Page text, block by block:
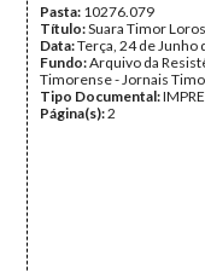
Pasta: 10276.079
Título:Suara Timor
Data:Terça, 24 de Junho
Fundo:Arquivo da
Timorense - Jornais
Tipo Documental:
Página(s):2